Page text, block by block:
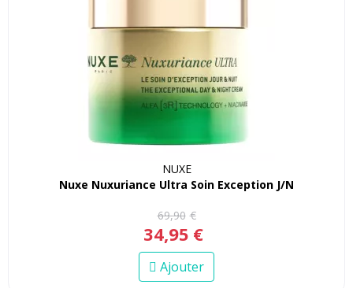
NUXE
Nuxe Nuxuriance Ultra Soin Exception J/N
69,90 €
34,95 €
Ajouter